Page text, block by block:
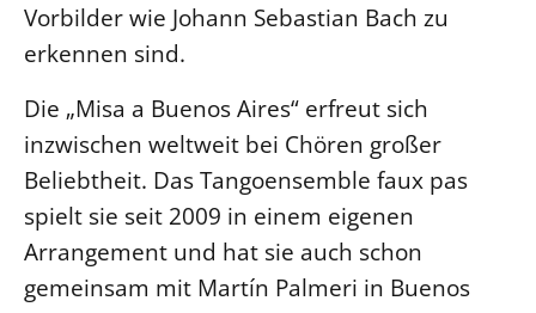
Vorbilder wie Johann Sebastian Bach zu
erkennen sind.
Die „Misa a Buenos Aires“ erfreut sich
inzwischen weltweit bei Chören großer
Beliebtheit. Das Tangoensemble faux pas
spielt sie seit 2009 in einem eigenen
Arrangement und hat sie auch schon
gemeinsam mit Martín Palmeri in Buenos
Ehrenamt
Beruf
Freie Stellen
BIBLIOTHEK & ARCHIV
SERVICE
Älterwerden im Pfarrberuf
Beteiligungsverfahren